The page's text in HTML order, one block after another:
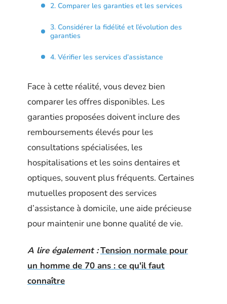
2. Comparer les garanties et les services
3. Considérer la fidélité et l’évolution des
garanties
4. Vérifier les services d’assistance
Face à cette réalité, vous devez bien
comparer les offres disponibles. Les
garanties proposées doivent inclure des
remboursements élevés pour les
consultations spécialisées, les
hospitalisations et les soins dentaires et
optiques, souvent plus fréquents. Certaines
mutuelles proposent des services
d’assistance à domicile, une aide précieuse
pour maintenir une bonne qualité de vie.
A lire également :Tension normale pour
un homme de 70 ans : ce qu'il faut
connaître